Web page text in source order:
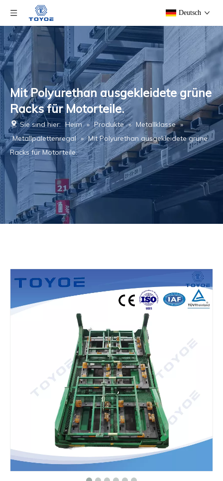
Deutsch
Mit Polyurethan ausgekleidete grüne
Racks für Motorteile.
Sie sind hier: Heim » Produkte » Metallklasse »
Metallpalettenregal » Mit Polyurethan ausgekleidete grüne
Racks für Motorteile.